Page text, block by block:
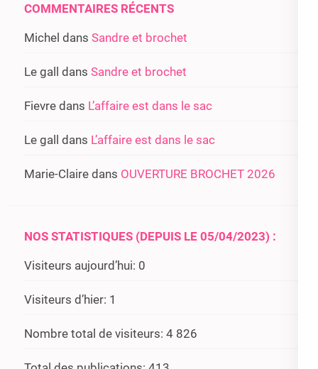
COMMENTAIRES RÉCENTS
Michel dans Sandre et brochet
Le gall dans Sandre et brochet
Fievre dans L’affaire est dans le sac
Le gall dans L’affaire est dans le sac
Marie-Claire dans OUVERTURE BROCHET 2026
NOS STATISTIQUES (DEPUIS LE 05/04/2023) :
Visiteurs aujourd’hui: 0
Visiteurs d’hier: 1
Nombre total de visiteurs: 4 826